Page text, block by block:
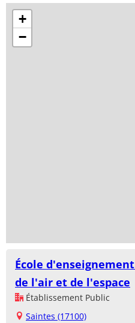
+
−
École
de l'air et de l'espace
Établissement Public
Saintes (17100)